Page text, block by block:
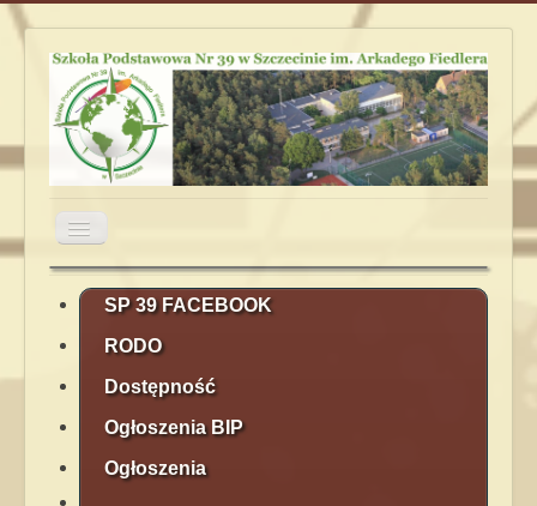
Przełącz
nawigację
Aktualności Obiady Plan lekcji
Terminarz
SP 39 FACEBOOK
RODO
Dostępność
Ogłoszenia BIP
Ogłoszenia